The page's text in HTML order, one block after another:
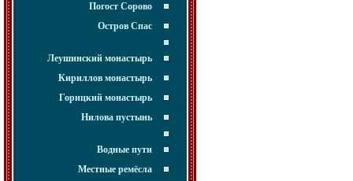
Погост Сорово
Остров Спас
Леушинский монастырь
Кириллов монастырь
Горицкий монастырь
Нилова пустынь
Водные пути
Местные ремёсла